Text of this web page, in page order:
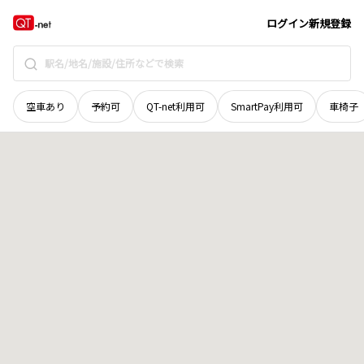
ログイン新規登録
空車あり 予約可 QT-net利用可 SmartPay利用可 車椅子
北海道